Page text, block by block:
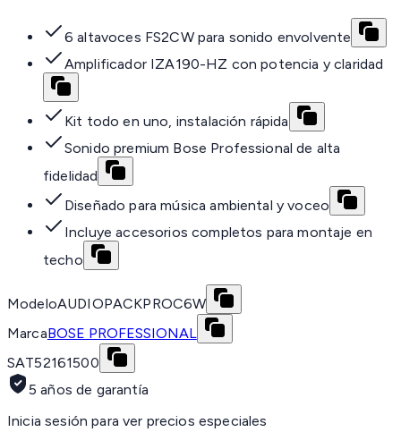
6 altavoces FS2CW para sonido envolvente
Amplificador IZA190-HZ con potencia y claridad
Kit todo en uno, instalación rápida
Sonido premium Bose Professional de alta
fidelidad
Diseñado para música ambiental y voceo
Incluye accesorios completos para montaje en
techo
ModeloAUDIOPACKPROC6W
MarcaBOSE PROFESSIONAL
SAT52161500
5 años de garantía
Inicia sesión para ver precios especiales